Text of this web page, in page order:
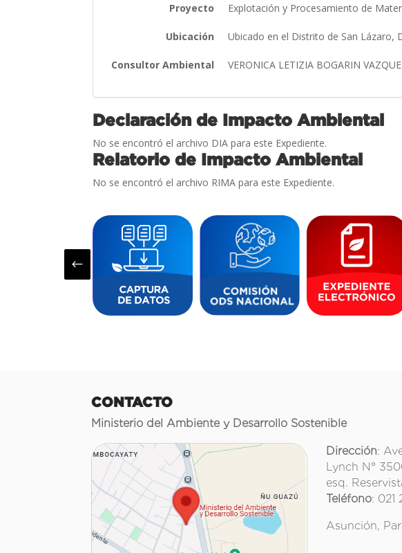
Proyecto Explotación y Procesamiento de
Ubicación Ubicado en el Distrito de San Lázaro,
Consultor Ambiental VERONICA LETIZIA BOGARIN
Declaración de Impacto Ambiental
No se encontró el archivo DIA para este Expediente.
Relatorio de Impacto Ambiental
No se encontró el archivo RIMA para este Expediente.
#
CONTACTO
Ministerio del Ambiente y Desarrollo Sostenible
Dirección:
Lynch N°
esq.
Teléfono: 021
Asunción,